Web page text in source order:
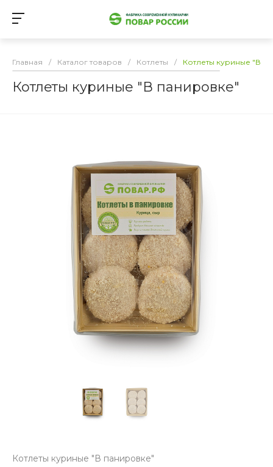
Главная / Каталог товаров / Котлеты / Котлеты куриные "В
Котлеты куриные "В панировке"
Котлеты куриные "В панировке"